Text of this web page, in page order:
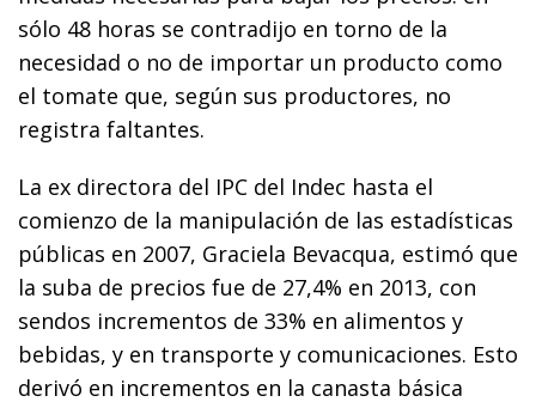
sólo 48 horas se contradijo en torno de la
necesidad o no de importar un producto como
el tomate que, según sus productores, no
registra faltantes.
La ex directora del IPC del Indec hasta el
comienzo de la manipulación de las estadísticas
públicas en 2007, Graciela Bevacqua, estimó que
la suba de precios fue de 27,4% en 2013, con
sendos incrementos de 33% en alimentos y
bebidas, y en transporte y comunicaciones. Esto
derivó en incrementos en la canasta básica